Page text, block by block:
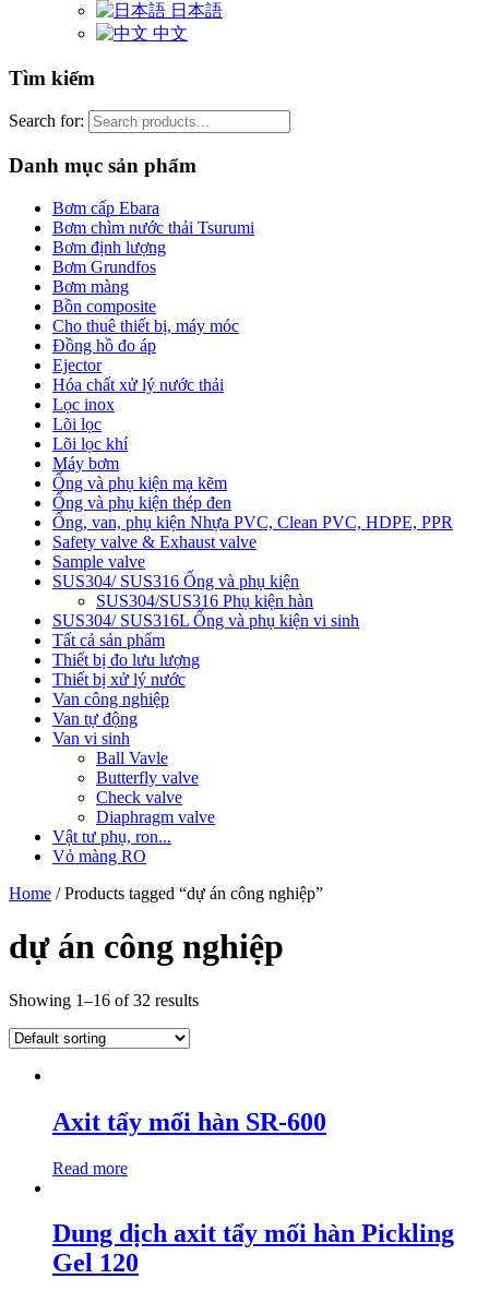
日本語
中文
Tìm kiếm
Search for:
Danh mục sản phẩm
Bơm cấp Ebara
Bơm chìm nước thải Tsurumi
Bơm định lượng
Bơm Grundfos
Bơm màng
Bồn composite
Cho thuê thiết bị, máy móc
Đồng hồ đo áp
Ejector
Hóa chất xử lý nước thải
Lọc inox
Lõi lọc
Lõi lọc khí
Máy bơm
Ống và phụ kiện mạ kẽm
Ống và phụ kiện thép đen
Ống, van, phụ kiện Nhựa PVC, Clean PVC, HDPE, PPR
Safety valve & Exhaust valve
Sample valve
SUS304/ SUS316 Ống và phụ kiện
SUS304/SUS316 Phụ kiện hàn
SUS304/ SUS316L Ống và phụ kiện vi sinh
Tất cả sản phẩm
Thiết bị đo lưu lượng
Thiết bị xử lý nước
Van công nghiệp
Van tự động
Van vi sinh
Ball Vavle
Butterfly valve
Check valve
Diaphragm valve
Vật tư phụ, ron...
Vỏ màng RO
Home / Products tagged “dự án công nghiệp”
dự án công nghiệp
Showing 1–16 of 32 results
Axit tẩy mối hàn SR-600
Read more
Dung dịch axit tẩy mối hàn Pickling
Gel 120